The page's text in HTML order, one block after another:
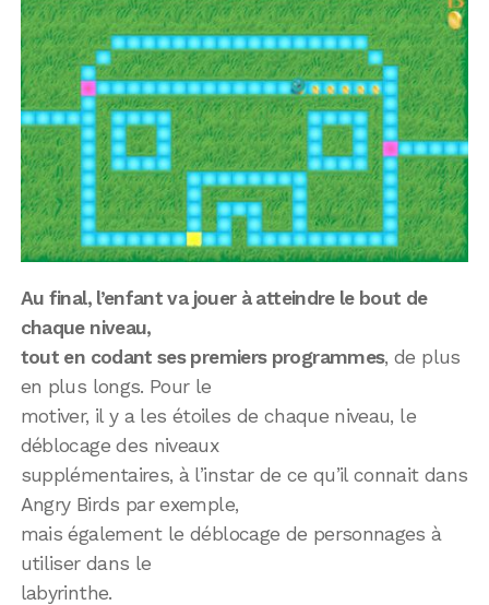
Au final, l’enfant va jouer à atteindre le bout de
chaque niveau,
tout en codant ses premiers programmes, de plus
en plus longs. Pour le
motiver, il y a les étoiles de chaque niveau, le
déblocage des niveaux
supplémentaires, à l’instar de ce qu’il connait dans
Angry Birds par exemple,
mais également le déblocage de personnages à
utiliser dans le
labyrinthe.